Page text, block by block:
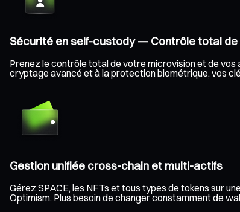
Sécurité en self-custody — Contrôle total
Prenez le contrôle total de votre microvision et de
cryptage avancé et à la protection biométrique, vos
Gestion unifiée cross-chain et multi-actifs
Gérez SPACE, les NFTs et tous types de tokens sur
Optimism. Plus besoin de changer constamment de